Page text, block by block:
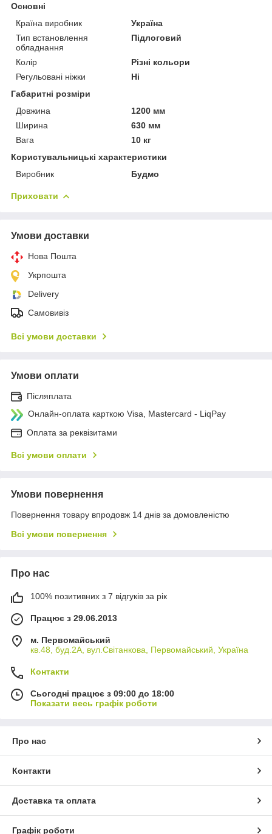
Основні
Країна виробник
Україна
Тип встановлення
обладнання
Підлоговий
Колір
Різні кольори
Регульовані ніжки
Ні
Габаритні розміри
Довжина
1200 мм
Ширина
630 мм
Вага
10 кг
Користувальницькі характеристики
Виробник
Будмо
Приховати
Умови доставки
Нова Пошта
Укрпошта
Delivery
Самовивіз
Всі умови доставки
Умови оплати
Післяплата
Онлайн-оплата карткою Visa, Mastercard - LiqPay
Оплата за реквізитами
Всі умови оплати
Умови повернення
Повернення товару впродовж 14 днів за домовленістю
Всі умови повернення
Про нас
100% позитивних з 7 відгуків за рік
Працює з 29.06.2013
м. Первомайський
кв.48, буд.2А, вул.Світанкова, Первомайський, Україна
Контакти
Сьогодні працює з 09:00 до 18:00
Показати весь графік роботи
Про нас
Контакти
Доставка та оплата
Графік роботи